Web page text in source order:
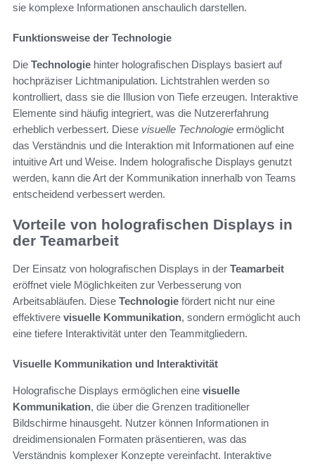
sie komplexe Informationen anschaulich darstellen.
Funktionsweise der Technologie
Die Technologie hinter holografischen Displays basiert auf
hochpräziser Lichtmanipulation. Lichtstrahlen werden so
kontrolliert, dass sie die Illusion von Tiefe erzeugen. Interaktive
Elemente sind häufig integriert, was die Nutzererfahrung
erheblich verbessert. Diese visuelle Technologie ermöglicht
das Verständnis und die Interaktion mit Informationen auf eine
intuitive Art und Weise. Indem holografische Displays genutzt
werden, kann die Art der Kommunikation innerhalb von Teams
entscheidend verbessert werden.
Vorteile von holografischen Displays in
der Teamarbeit
Der Einsatz von holografischen Displays in der Teamarbeit
eröffnet viele Möglichkeiten zur Verbesserung von
Arbeitsabläufen. Diese Technologie fördert nicht nur eine
effektivere visuelle Kommunikation, sondern ermöglicht auch
eine tiefere Interaktivität unter den Teammitgliedern.
Visuelle Kommunikation und Interaktivität
Holografische Displays ermöglichen eine visuelle
Kommunikation, die über die Grenzen traditioneller
Bildschirme hinausgeht. Nutzer können Informationen in
dreidimensionalen Formaten präsentieren, was das
Verständnis komplexer Konzepte vereinfacht. Interaktive